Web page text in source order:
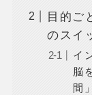
目的ご
のスイ
イ
脳
間」